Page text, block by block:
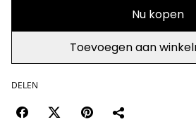
Nu kopen
Toevoegen aan
DELEN